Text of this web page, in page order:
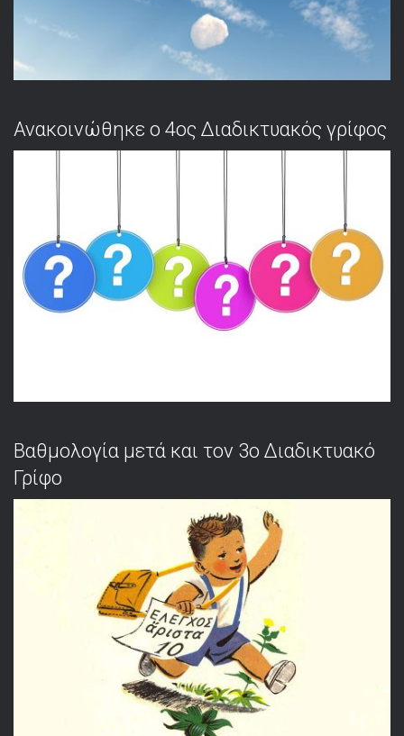
Ανακοινώθηκε ο 4ος Διαδικτυακός γρίφος
Βαθμολογία μετά και τον 3ο Διαδικτυακό
Γρίφο